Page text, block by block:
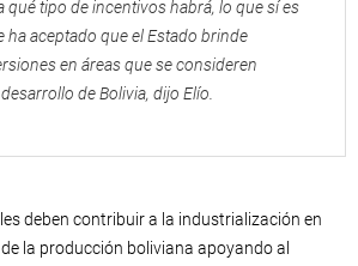
qué tipo de incentivos habrá, lo que sí es
ha aceptado que el Estado brinde
en áreas que se consideren
de Bolivia, dijo Elío.
deben contribuir a la industrialización en
la producción boliviana apoyando al